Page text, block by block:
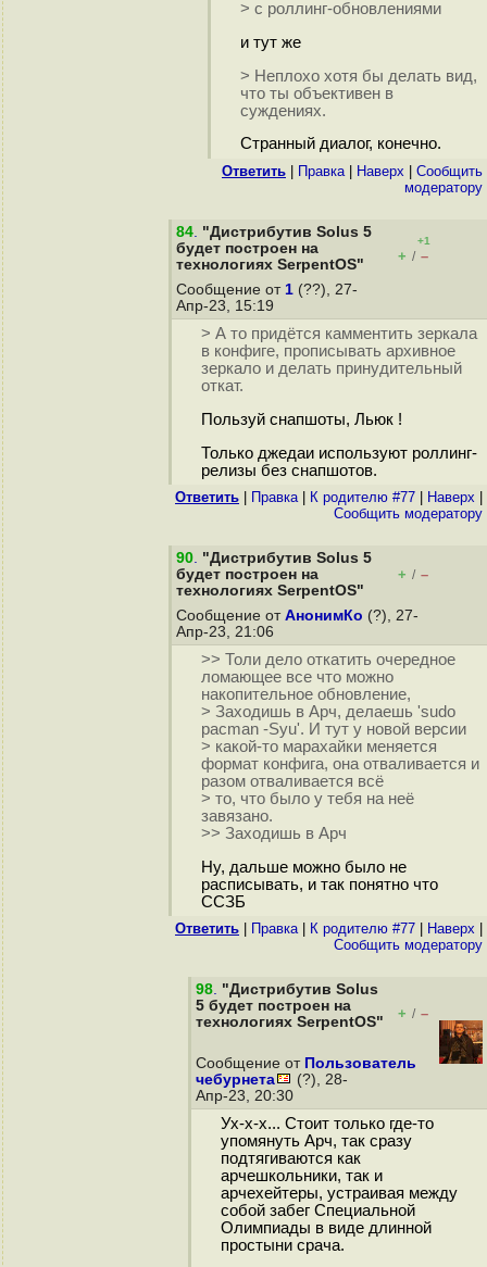
> с роллинг-обновлениями
и тут же
> Неплохо хотя бы делать вид,
что ты объективен в
суждениях.
Странный диалог, конечно.
Ответить Правка| Наверх
Cообщить
модератору
84. "Дистрибутив Solus 5
будет построен на
технологиях SerpentOS"
+1
+ / –
Сообщение от 1 (??), 27-
Апр-23, 15:19
> А то придётся камментить зеркала
в конфиге, прописывать архивное
зеркало и делать принудительный
откат.
Пользуй снапшоты, Льюк !
Только джедаи используют роллинг-
релизы без снапшотов.
Ответить Правка| К родителю #77 Наверх
Cообщить модератору
90. "Дистрибутив Solus 5
будет построен на
технологиях SerpentOS"
+ / –
Сообщение от АнонимКо (?), 27-
Апр-23, 21:06
>> Толи дело откатить очередное
ломающее все что можно
накопительное обновление,
> Заходишь в Арч, делаешь 'sudo
pacman -Syu'. И тут у новой версии
> какой-то марахайки меняется
формат конфига, она отваливается и
разом отваливается всё
> то, что было у тебя на неё
завязано.
>> Заходишь в Арч
Ну, дальше можно было не
расписывать, и так понятно что
CCЗБ
Ответить Правка| К родителю #77 Наверх
Cообщить модератору
98. "Дистрибутив Solus
5 будет построен на
технологиях SerpentOS"
+ / –
Сообщение от Пользователь
чебурнета
(?), 28-
Апр-23, 20:30
Ух-х-х... Стоит только где-то
упомянуть Арч, так сразу
подтягиваются как
арчешкольники, так и
арчехейтеры, устраивая между
собой забег Специальной
Олимпиады в виде длинной
простыни срача.